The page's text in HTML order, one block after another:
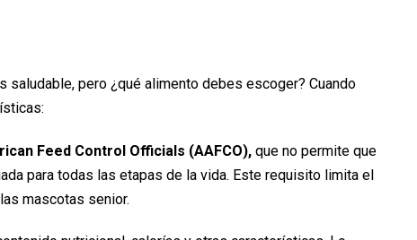
pero ¿qué alimento debes escoger? Cuando
Feed Control Officials (AAFCO),que no permite que
para todas las etapas de la vida. Este requisito limita el
mascotas senior.